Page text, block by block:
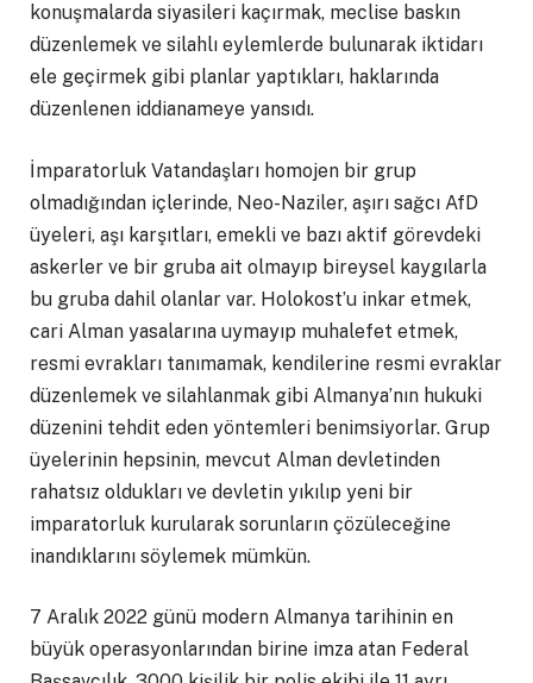
konuşmalarda siyasileri kaçırmak, meclise baskın
düzenlemek ve silahlı eylemlerde bulunarak iktidarı
ele geçirmek gibi planlar yaptıkları, haklarında
düzenlenen iddianameye yansıdı.
İmparatorluk Vatandaşları homojen bir grup
olmadığından içlerinde, Neo-Naziler, aşırı sağcı AfD
üyeleri, aşı karşıtları, emekli ve bazı aktif görevdeki
askerler ve bir gruba ait olmayıp bireysel kaygılarla
bu gruba dahil olanlar var. Holokost’u inkar etmek,
cari Alman yasalarına uymayıp muhalefet etmek,
resmi evrakları tanımamak, kendilerine resmi evraklar
düzenlemek ve silahlanmak gibi Almanya’nın hukuki
düzenini tehdit eden yöntemleri benimsiyorlar. Grup
üyelerinin hepsinin, mevcut Alman devletinden
rahatsız oldukları ve devletin yıkılıp yeni bir
imparatorluk kurularak sorunların çözüleceğine
inandıklarını söylemek mümkün.
7 Aralık 2022 günü modern Almanya tarihinin en
büyük operasyonlarından birine imza atan Federal